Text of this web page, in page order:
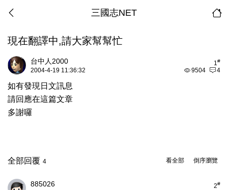
三國志NET
現在翻譯中,請大家幫幫忙
1#
台中人2000
9504 4
2004-4-19 11:36:32
如有發現日文訊息
請回應在這篇文章
多謝囉
倒序瀏覽
看全部
全部回覆 4
2#
885026